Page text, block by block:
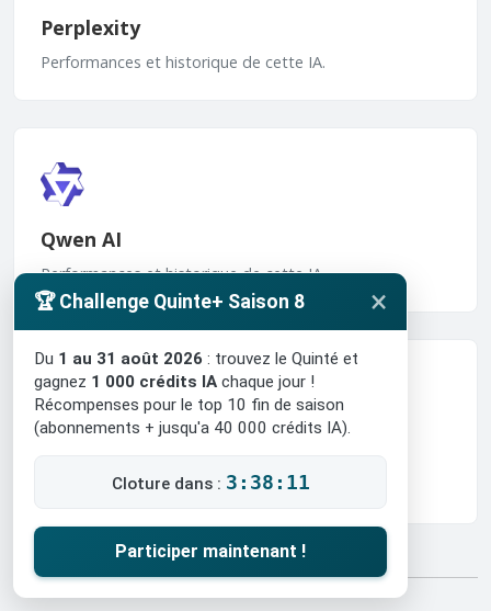
Perplexity
Performances et historique de cette IA.
Qwen AI
Performances et historique de cette IA.
Performances et historique de cette IA.
🏆 Challenge Quinte+ Saison 8 ×
Du 1 au 31 août 2026 : trouvez le Quinté et
gagnez 1 000 crédits IA chaque jour !
Récompenses pour le top 10 fin de saison
(abonnements + jusqu'a 40 000 crédits IA).
Cloture dans : 3:38:09
Participer maintenant !